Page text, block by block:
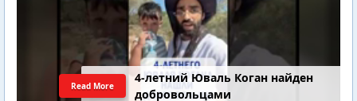
4-летний Юваль Коган найден
добровольцами
Read More